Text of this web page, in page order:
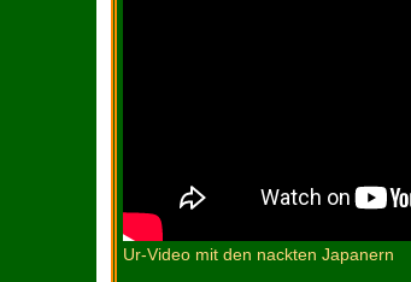
Ur-Video mit den nackten Japanern